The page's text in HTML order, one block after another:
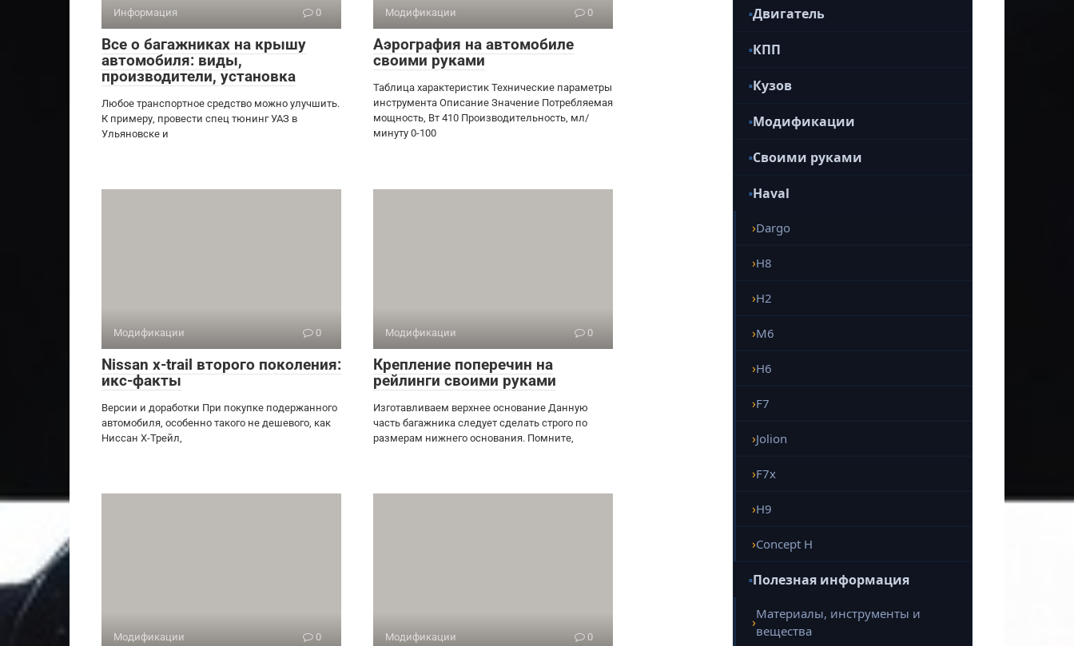
Информация 0
Все о багажниках на крышу
автомобиля: виды,
производители, установка
Любое транспортное средство можно улучшить.
К примеру, провести спец тюнинг УАЗ в
Ульяновске и
Модификации 0
Аэрография на автомобиле
своими руками
Таблица характеристик Технические параметры
инструмента Описание Значение Потребляемая
мощность, Вт 410 Производительность, мл/
минуту 0-100
Модификации 0
Nissan x-trail второго поколения:
икс-факты
Версии и доработки При покупке подержанного
автомобиля, особенно такого не дешевого, как
Ниссан Х-Трейл,
Модификации 0
Крепление поперечин на
рейлинги своими руками
Изготавливаем верхнее основание Данную
часть багажника следует сделать строго по
размерам нижнего основания. Помните,
Модификации 0 Модификации 0
Двигатель
КПП
Кузов
Модификации
Своими руками
Haval
Dargo
H8
H2
M6
H6
F7
Jolion
F7x
H9
Concept H
Полезная информация
Материалы, инструменты и
вещества